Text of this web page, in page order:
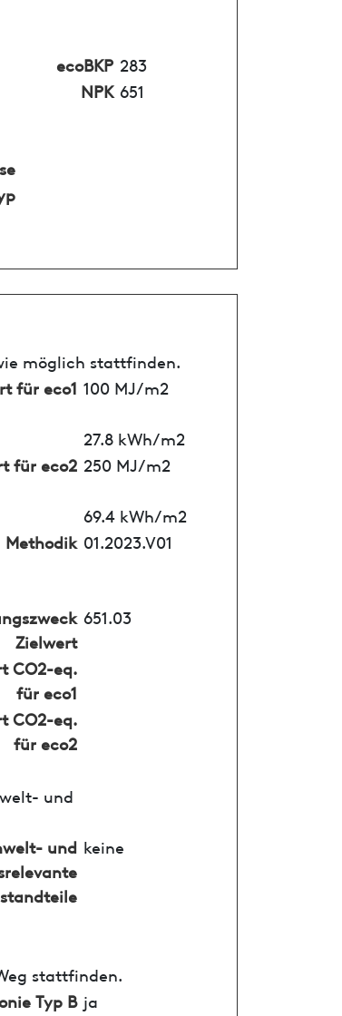
ecoBKP 283
NPK 651
möglich stattfinden.
für eco1 100 MJ/m2
27.8 kWh/m2
für eco2 250 MJ/m2
69.4 kWh/m2
Methodik 01.2023.V01
Zielwert
651.03
CO2-eq.
für eco1
CO2-eq.
für eco2
und
und keine
stattfinden.
Typ B ja